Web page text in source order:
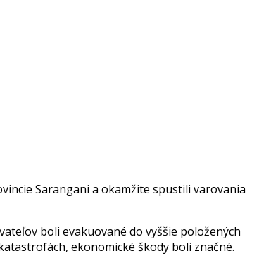
Sarangani a okamžite spustili varovania
boli evakuované do vyššie položených
ekonomické škody boli značné.